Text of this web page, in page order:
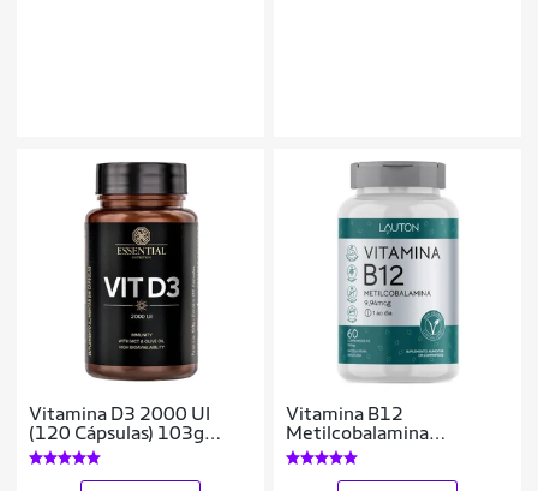
Vitamina D3 2000 UI
(120 Cápsulas) 103g
Essential Nutrition
Vitamina B12
Metilcobalamina
9,94mcg 60
Comprimidos - Lauton